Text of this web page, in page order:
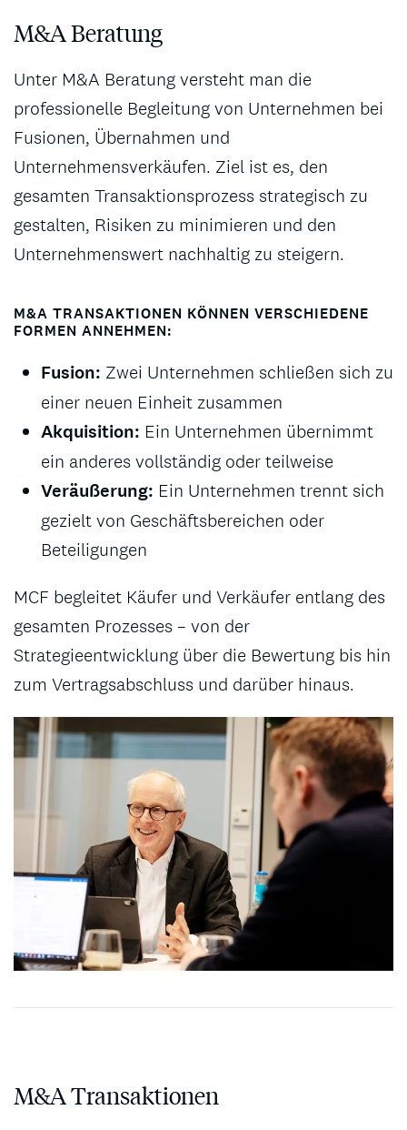
M&A Beratung
Unter M&A Beratung versteht man die
professionelle Begleitung von Unternehmen bei
Fusionen, Übernahmen und
Unternehmensverkäufen. Ziel ist es, den
gesamten Transaktionsprozess strategisch zu
gestalten, Risiken zu minimieren und den
Unternehmenswert nachhaltig zu steigern.
M&A TRANSAKTIONEN KÖNNEN VERSCHIEDENE
FORMEN ANNEHMEN:
Fusion: Zwei Unternehmen schließen sich zu
einer neuen Einheit zusammen
Akquisition: Ein Unternehmen übernimmt
ein anderes vollständig oder teilweise
Veräußerung: Ein Unternehmen trennt sich
gezielt von Geschäftsbereichen oder
Beteiligungen
MCF begleitet Käufer und Verkäufer entlang des
gesamten Prozesses – von der
Strategieentwicklung über die Bewertung bis hin
zum Vertragsabschluss und darüber hinaus.
M&A Transaktionen